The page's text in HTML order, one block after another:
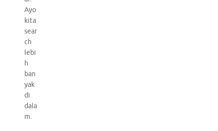
Ayo
kita
sear
ch
lebi
h
ban
yak
di
dala
m.